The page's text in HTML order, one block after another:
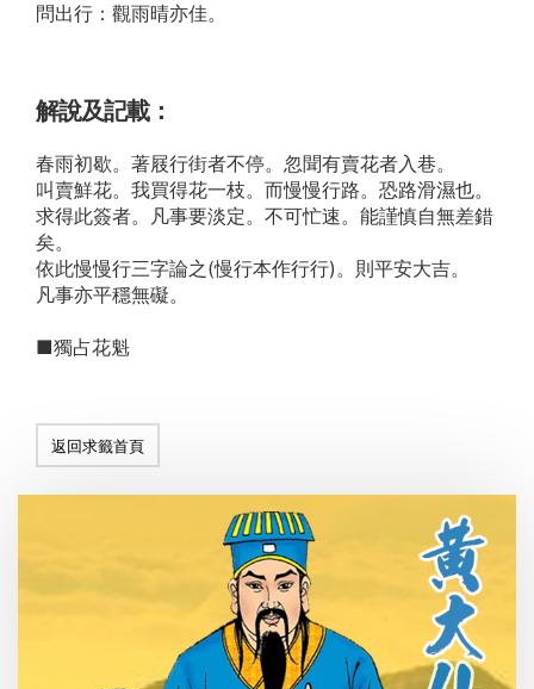
問出行：觀雨晴亦佳。
解說及記載：
春雨初歇。著屐行街者不停。忽聞有賣花者入巷。
叫賣鮮花。我買得花一枝。而慢慢行路。恐路滑濕也。
求得此簽者。凡事要淡定。不可忙速。能謹慎自無差錯
矣。
依此慢慢行三字論之(慢行本作行行)。則平安大吉。
凡事亦平穩無礙。
■獨占花魁
返回求籤首頁